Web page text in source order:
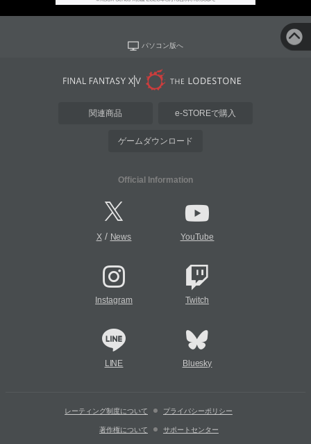
パソコン版へ
関連商品 e-STOREで購入
ゲームダウンロード
Official Information
X/ News YouTube
Instagram Twitch
LINE Bluesky
レーティング制度について プライバシーポリシー
著作権について サポートセンター